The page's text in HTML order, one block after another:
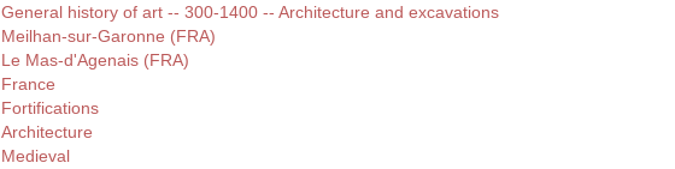
General history of art -- 300-1400 -- Architecture and excavations
Meilhan-sur-Garonne (FRA)
Le Mas-d'Agenais (FRA)
France
Fortifications
Architecture
Medieval